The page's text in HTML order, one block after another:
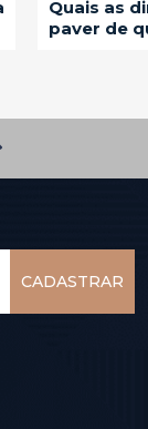
Calçada
escolher?
CADASTRAR